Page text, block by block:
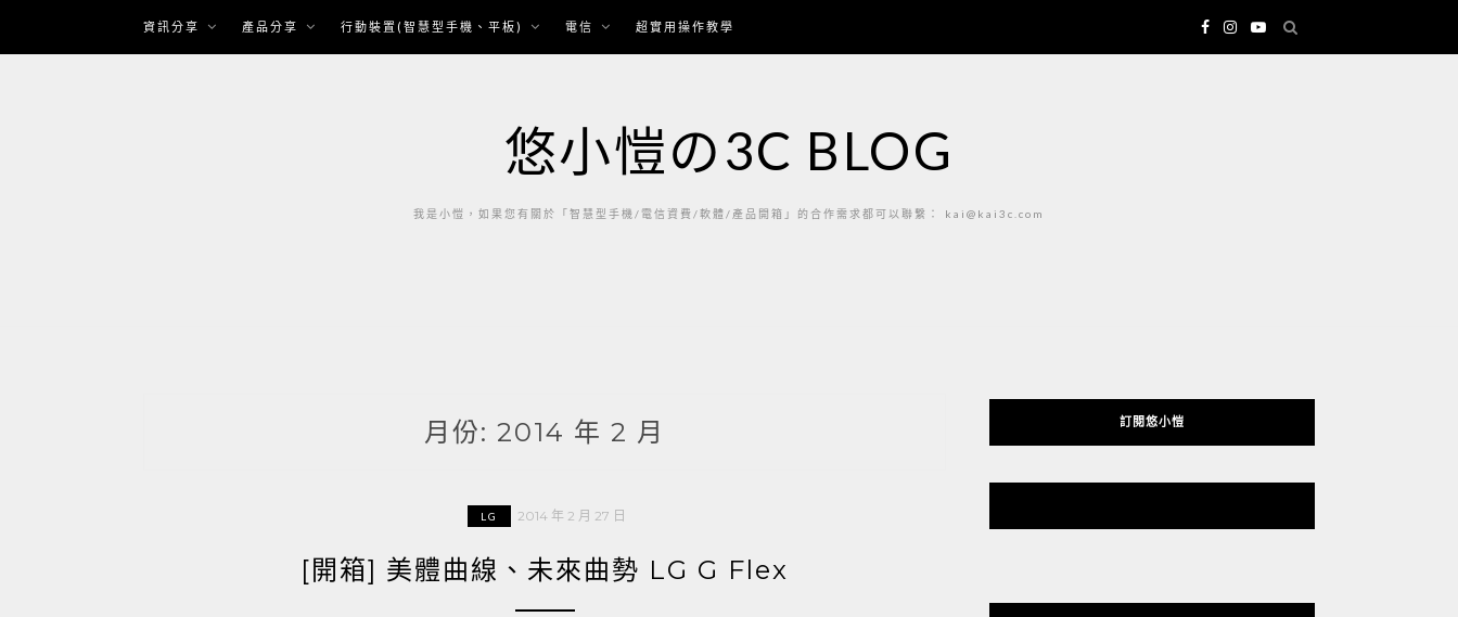
content
資訊分享 產品分享 行動裝置(智慧型手機、平板) 電信 超實用操作教學
悠小愷の3C BLOG
我是小愷，如果您有關於「智慧型手機/電信資費/軟體/產品開箱」的合作需求都可以聯繫： kai@kai3c.com
月份: 2014 年 2 月
LG 2014 年 2 月 27 日
[開箱] 美體曲線、未來曲勢 LG G Flex
訂閱悠小愷